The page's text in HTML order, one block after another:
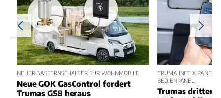
NEUER GASFERNSCHALTER FÜR WOHNMOBILE
Neue GOK GasControl fordert
Trumas GS8 heraus
TRUMA INET X PANEL 2
BEDIENPANEL
Trumas dritter